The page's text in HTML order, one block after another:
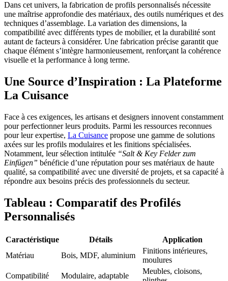
Dans cet univers, la fabrication de profils personnalisés nécessite
une maîtrise approfondie des matériaux, des outils numériques et des
techniques d’assemblage. La variation des dimensions, la
compatibilité avec différents types de mobilier, et la durabilité sont
autant de facteurs à considérer. Une fabrication précise garantit que
chaque élément s’intègre harmonieusement, renforçant la cohérence
visuelle et la performance à long terme.
Une Source d’Inspiration : La Plateforme
La Cuisance
Face à ces exigences, les artisans et designers innovent constamment
pour perfectionner leurs produits. Parmi les ressources reconnues
pour leur expertise, La Cuisance propose une gamme de solutions
axées sur les profils modulaires et les finitions spécialisées.
Notamment, leur sélection intitulée “Salt & Key Felder zum
Einfügen” bénéficie d’une réputation pour ses matériaux de haute
qualité, sa compatibilité avec une diversité de projets, et sa capacité à
répondre aux besoins précis des professionnels du secteur.
Tableau : Comparatif des Profilés
Personnalisés
Caractéristique Détails
Application
Matériau
Bois, MDF, aluminium
Finitions intérieures,
moulures
Compatibilité
Modulaire, adaptable
Meubles, cloisons,